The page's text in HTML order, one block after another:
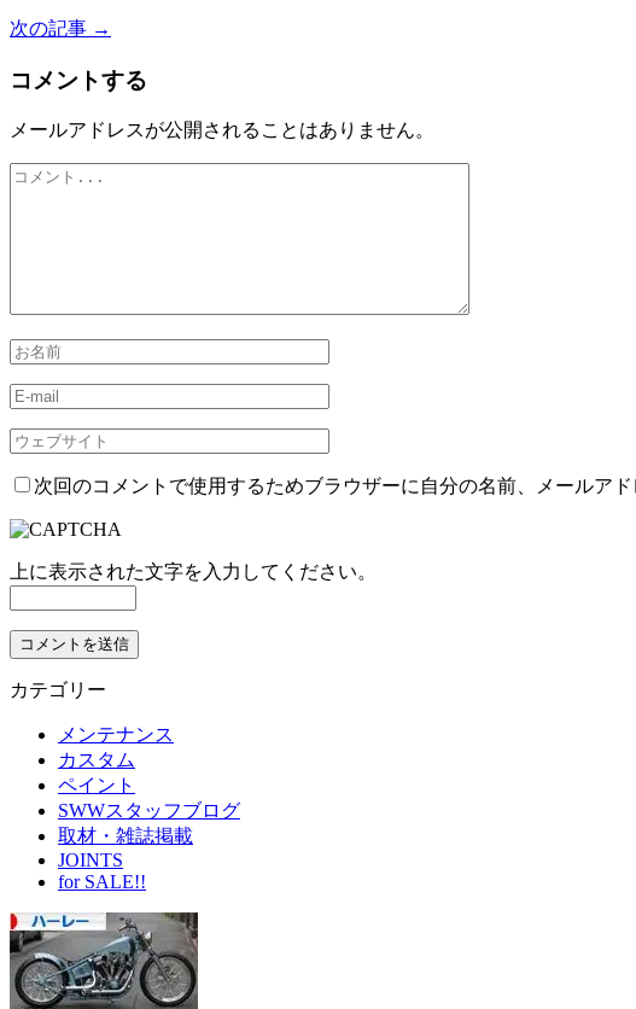
次の記事 →
コメントする
メールアドレスが公開されることはありません。
次回のコメントで使用するためブラウザーに自分の名前、メールアド
上に表示された文字を入力してください。
カテゴリー
メンテナンス
カスタム
ペイント
SWWスタッフブログ
取材・雑誌掲載
JOINTS
for SALE!!